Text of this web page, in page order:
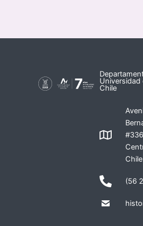
Universidad
Chile
Chile
(56